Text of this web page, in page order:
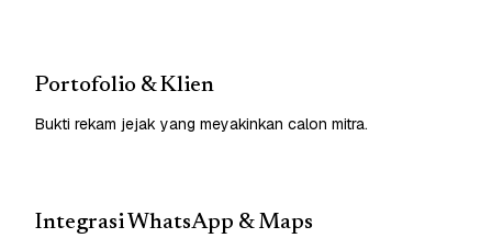
Portofolio & Klien
Bukti rekam jejak yang meyakinkan calon mitra.
Integrasi WhatsApp & Maps